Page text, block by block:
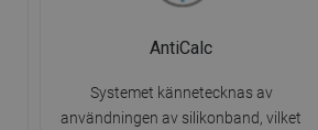
AntiCalc
Systemet kännetecknas av
användningen av silikonband, vilket